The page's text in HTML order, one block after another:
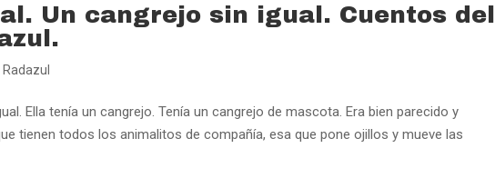
Un cangrejo sin igual. Cuentos del
Ella tenía un cangrejo. Tenía un cangrejo de mascota. Era bien parecido y
tienen todos los animalitos de compañía, esa que pone ojillos y mueve las